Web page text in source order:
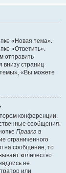
«Новая тема».
«Ответить».
отправить
внизу страниц
«Вы можете
конференции,
сообщения.
Правка в
ограниченного
на сообщение, то
количество
не
или